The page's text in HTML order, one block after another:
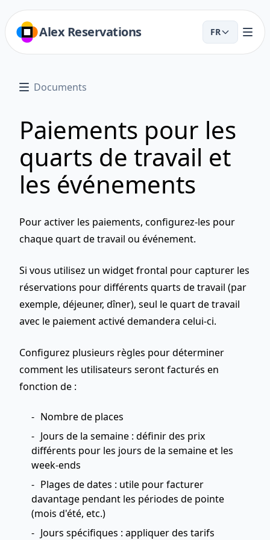
Alex Reservations FR
Documents
Paiements pour les
quarts de travail et
les événements
Pour activer les paiements, configurez-les pour
chaque quart de travail ou événement.
Si vous utilisez un widget frontal pour capturer les
réservations pour différents quarts de travail (par
exemple, déjeuner, dîner), seul le quart de travail
avec le paiement activé demandera celui-ci.
Configurez plusieurs règles pour déterminer
comment les utilisateurs seront facturés en
fonction de :
Nombre de places
Jours de la semaine : définir des prix
différents pour les jours de la semaine et les
week-ends
Plages de dates : utile pour facturer
davantage pendant les périodes de pointe
(mois d'été, etc.)
Jours spécifiques : appliquer des tarifs